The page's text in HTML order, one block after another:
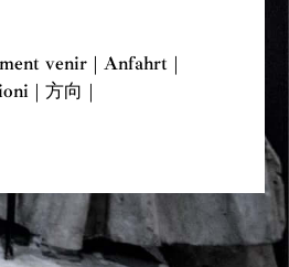
venir | Anfahrt |
| 方向 |